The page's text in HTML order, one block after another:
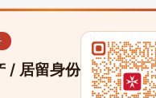
/ 居留身份